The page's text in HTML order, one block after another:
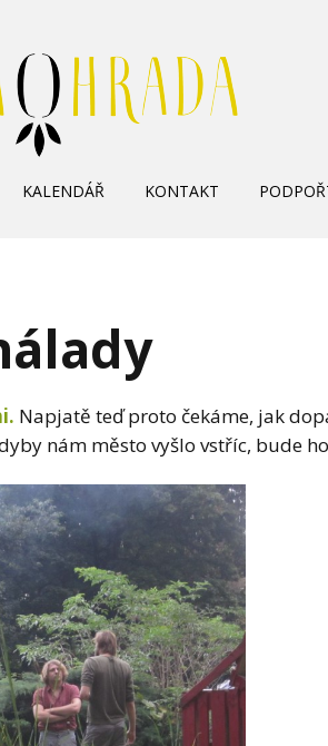
Skip
KALENDÁŘ KONTAKT
Napjatě teď proto čekáme, jak
nám město vyšlo vstříc, bude